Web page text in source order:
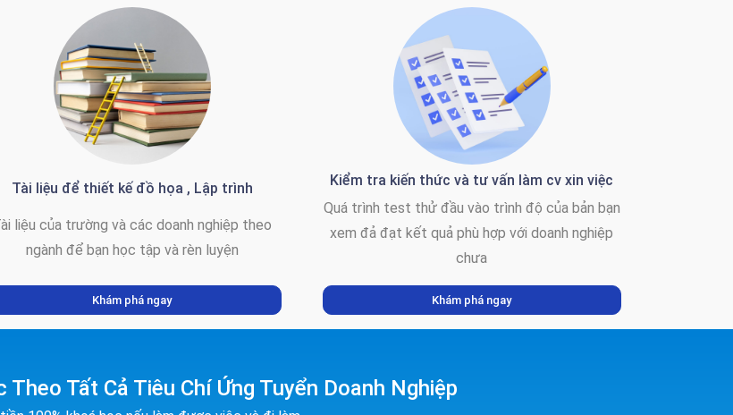
Tài liệu để thiết kế đồ họa , Lập trình
liệu của trường và các doanh nghiệp theo
ngành để bạn học tập và rèn luyện
Khám phá ngay
Kiểm tra kiến thức và tư vấn làm cv xin việc
Quá trình test thử đầu vào trình độ của bản bạn
xem đả đạt kết quả phù hợp với doanh nghiệp
chưa
Khám phá ngay
Theo Tất Cả Tiêu Chí Ứng Tuyển Doanh Nghiệp